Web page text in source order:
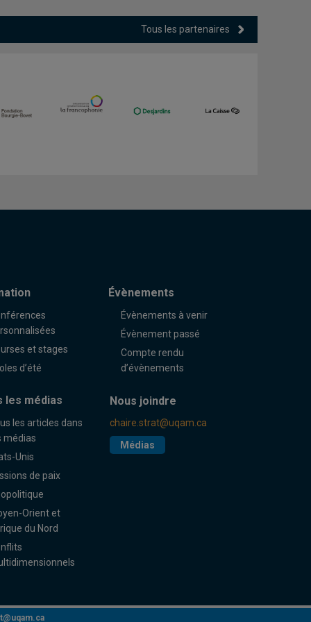
Tous les partenaires
et stages
d’été
Évènements
Évènements à venir
Évènement passé
Compte rendu
d’évènements
les médias
les articles dans
médias
Unis
de paix
Orient et
du Nord
Nous joindre
chaire.strat@uqam.ca
Médias